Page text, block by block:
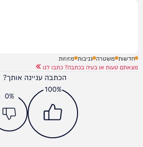
חדשות משטרה גניבות מזוזות
מצאתם טעות או בעיה בכתבה? כתבו לנו
הכתבה עניינה אותך?
100%
0%